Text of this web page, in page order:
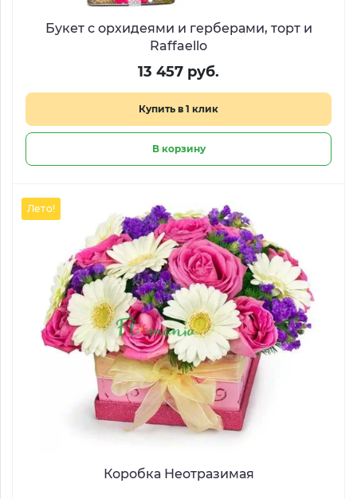
Букет с орхидеями и герберами, торт и
Raffaello
13 457 руб.
Купить в 1 клик
В корзину
Коробка Неотразимая
Лето!